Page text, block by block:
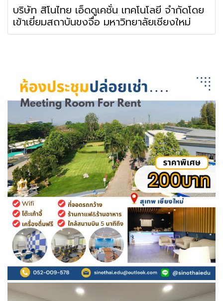
บริษัท สิโนไทย เอ็ดดูเคชั่น เทคโนโลยี จำกัดโดย
เข้าเยี่ยมสถาบันขงจื่อ มหาวิทยาลัยเชียงใหม่